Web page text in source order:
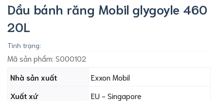
Dầu bánh răng Mobil glygoyle 460
20L
Tình trạng:
Mã sản phẩm: S000102
Nhà sản xuất
Exxon Mobil
Xuất xứ
EU - Singapore